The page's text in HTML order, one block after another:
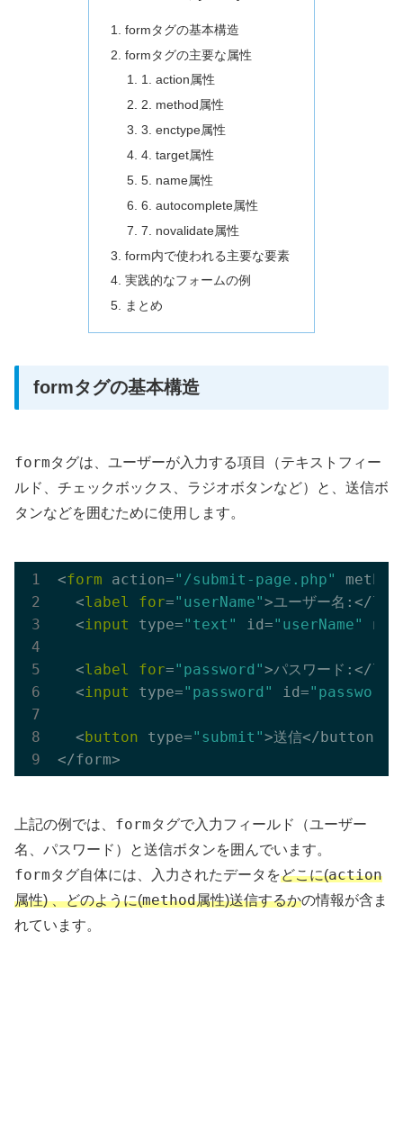
formタグの基本構造
formタグの主要な属性
1. action属性
2. method属性
3. enctype属性
4. target属性
5. name属性
6. autocomplete属性
7. novalidate属性
form内で使われる主要な要素
実践的なフォームの例
まとめ
formタグの基本構造
formタグは、ユーザーが入力する項目（テキストフィー
ルド、チェックボックス、ラジオボタンなど）と、送信ボ
タンなどを囲むために使用します。
<form action="/submit-page.php"
  <
label for="userName">ユーザー名:</
  <
input type="text" id="userName"
  <
label for="password">パスワード:</
  <
input type="password" id="password"
  <
button type="submit">送信</button>
上記の例では、 formタグで入力フィールド（ユーザー
名、パスワード）と送信ボタンを囲んでいます。
formタグ自体には、入力されたデータをどこに(action
属性) 、どのように(method属性)送信するかの情報が含ま
れています。